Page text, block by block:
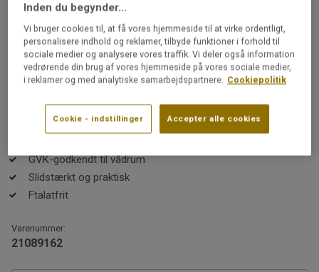
Accent
iQ Surface er resultatet af et kreativt samarbejde med
det svenske designbureau Note Design Studio.
Kollektionen blev lanceret under Milano Design Week
Farverne er udvalgt til designentusiasten, som sætter
pris på et praktisk og slidstærkt gulv.
Kollektionen er GVK-godkendt og opfylder branchens
entré eller bryggers. Kontakt altid en GVK-autoriseret
Læs mere
GVK-godkendt til vådrum
Slidstærkt og praktisk
Ftalatfrit
Varenummer:
21089162
Inden du begynder...
Vi bruger cookies til, at få vores hjemmeside til at virke ordentligt,
personalisere indhold og reklamer, tilbyde funktioner i forhold til
sociale medier og analysere vores traffik. Vi deler også information
vedrørende din brug af vores hjemmeside på vores sociale medier,
i reklamer og med analytiske samarbejdspartnere. Cookiepolitik
Cookie - indstillinger Accepter alle cookies